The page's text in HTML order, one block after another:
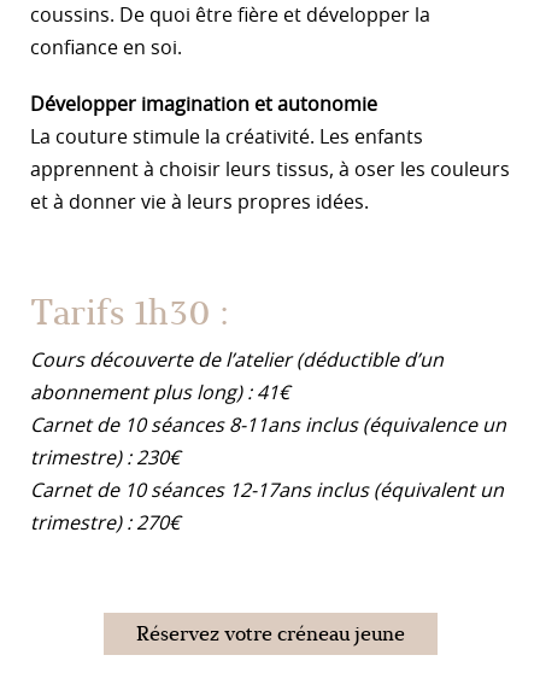
coussins. De quoi être fière et développer la
confiance en soi.
Développer imagination et autonomie
La couture stimule la créativité. Les enfants
apprennent à choisir leurs tissus, à oser les couleurs
et à donner vie à leurs propres idées.
Tarifs 1h30 :
Cours découverte de l’atelier (déductible d’un
abonnement plus long) : 41€
Carnet de 10 séances 8-11ans inclus (équivalence un
trimestre) : 230€
Carnet de 10 séances 12-17ans inclus (équivalent un
trimestre) : 270€
Réservez votre créneau jeune